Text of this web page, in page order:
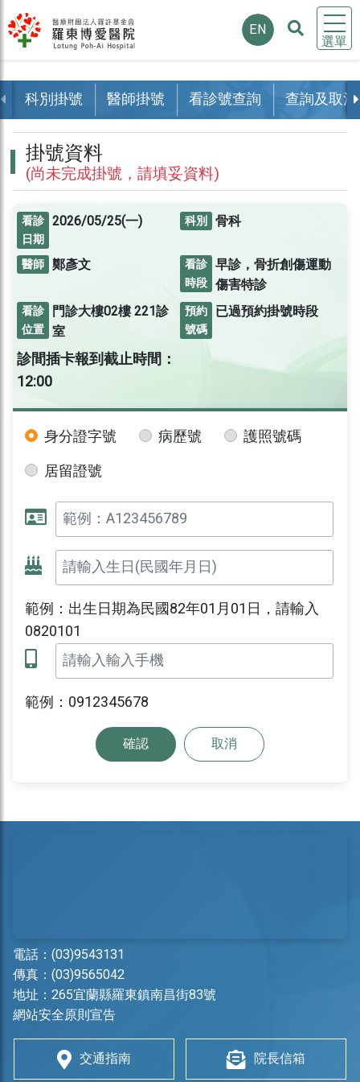
選單
EN
科別掛號 醫師掛號 看診號查詢 查詢及取消
掛號資料
(尚未完成掛號，請填妥資料)
看診
日期
2026/05/25(一) 科別 骨科
醫師 鄭彥文
看診
時段
早診，骨折創傷運動
傷害特診
看診
位置
門診大樓02樓221診
室
預約
號碼
已過預約掛號時段
診間插卡報到截止時間：
12:00
身分證字號 病歷號
護照號碼
居留證號
範例：出生日期為民國82年01月01日，請輸入
0820101
範例：0912345678
確認 取消
電話： (03)9543131
傳真：(03)9565042
地址： 265宜蘭縣羅東鎮南昌街83號
網站安全原則宣告
交通指南 院長信箱